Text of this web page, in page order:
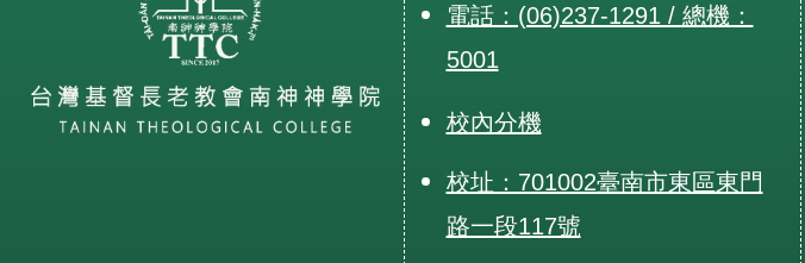
電話：(06)237-1291 / 總機：
5001
校內分機
校址：701002臺南市東區東門
路一段117號